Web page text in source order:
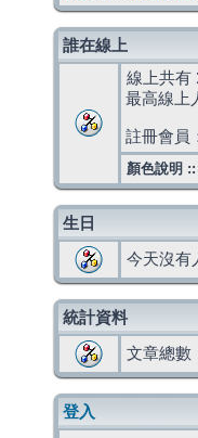
誰在線上
線上共有
最高線上
註冊會員
顏色說明 ::
生日
今天沒有
統計資料
文章總數
登入